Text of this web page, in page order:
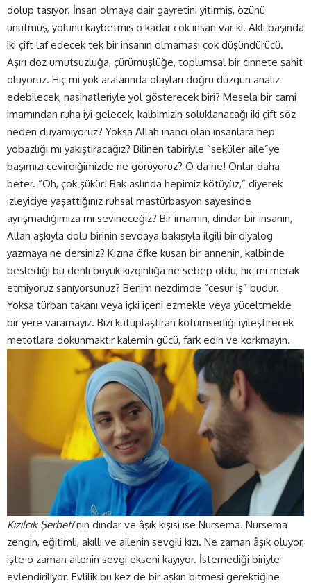
dolup taşıyor. İnsan olmaya dair gayretini yitirmiş, özünü
unutmuş, yolunu kaybetmiş o kadar çok insan var ki. Aklı başında
iki çift laf edecek tek bir insanın olmaması çok düşündürücü.
Aşırı doz umutsuzluğa, çürümüşlüğe, toplumsal bir cinnete şahit
oluyoruz. Hiç mi yok aralarında olayları doğru düzgün analiz
edebilecek, nasihatleriyle yol gösterecek biri? Mesela bir cami
imamından ruha iyi gelecek, kalbimizin soluklanacağı iki çift söz
neden duyamıyoruz? Yoksa Allah inancı olan insanlara hep
yobazlığı mı yakıştıracağız? Bilinen tabiriyle “seküler aile”ye
başımızı çevirdiğimizde ne görüyoruz? O da ne! Onlar daha
beter. “Oh, çok şükür! Bak aslında hepimiz kötüyüz,” diyerek
izleyiciye yaşattığınız ruhsal mastürbasyon sayesinde
ayrışmadığımıza mı sevineceğiz? Bir imamın, dindar bir insanın,
Allah aşkıyla dolu birinin sevdaya bakışıyla ilgili bir diyalog
yazmaya ne dersiniz? Kızına öfke kusan bir annenin, kalbinde
beslediği bu denli büyük kızgınlığa ne sebep oldu, hiç mi merak
etmiyoruz sanıyorsunuz? Benim nezdimde “cesur iş” budur.
Yoksa türban takanı veya içki içeni ezmekle veya yüceltmekle
bir yere varamayız. Bizi kutuplaştıran kötümserliği iyileştirecek
metotlara dokunmaktır kalemin gücü, fark edin ve korkmayın.
Kızılcık Şerbeti’nin dindar ve âşık kişisi ise Nursema. Nursema
zengin, eğitimli, akıllı ve ailenin sevgili kızı. Ne zaman âşık oluyor,
işte o zaman ailenin sevgi ekseni kayıyor. İstemediği biriyle
evlendiriliyor. Evlilik bu kez de bir aşkın bitmesi gerektiğine